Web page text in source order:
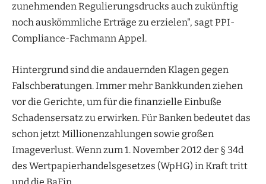
zunehmenden Regulierungsdrucks auch zukünftig
noch auskömmliche Erträge zu erzielen", sagt PPI-
Compliance-Fachmann Appel.
Hintergrund sind die andauernden Klagen gegen
Falschberatungen. Immer mehr Bankkunden ziehen
vor die Gerichte, um für die finanzielle Einbuße
Schadensersatz zu erwirken. Für Banken bedeutet das
schon jetzt Millionenzahlungen sowie großen
Imageverlust. Wenn zum 1. November 2012 der § 34d
des Wertpapierhandelsgesetzes (WpHG) in Kraft tritt